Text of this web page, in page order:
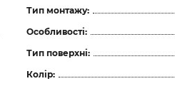
Тип монтажу:
Особливості:
Тип поверхні:
Колір: